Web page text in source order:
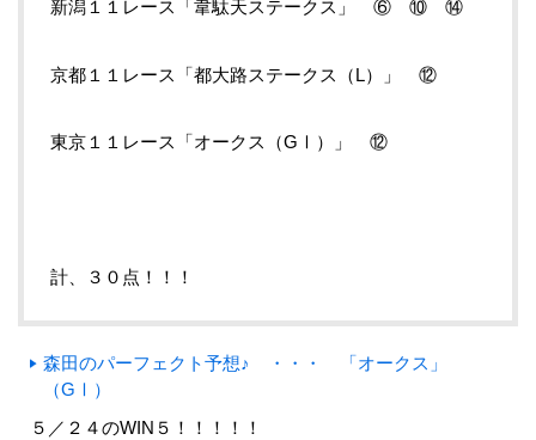
新潟１１レース「韋駄天ステークス」 ⑥ ⑩ ⑭
京都１１レース「都大路ステークス（L）」 ⑫
東京１１レース「オークス（GⅠ）」 ⑫
計、３０点！！！
森田のパーフェクト予想♪ ・・・ 「オークス」
（GⅠ）
５／２４のWIN５！！！！！